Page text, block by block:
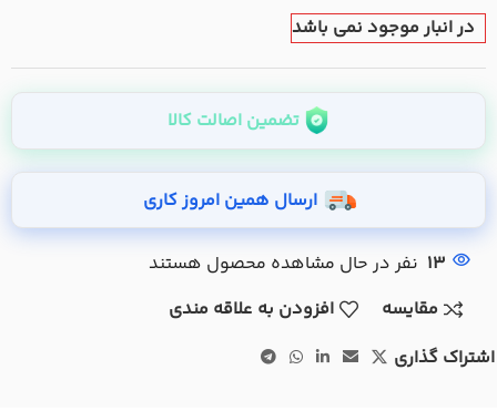
در انبار موجود نمی باشد
تضمین اصالت کالا
ارسال همین امروز کاری
13 نفر در حال مشاهده محصول هستند
مقایسه
افزودن به علاقه مندی
اشتراک گذاری